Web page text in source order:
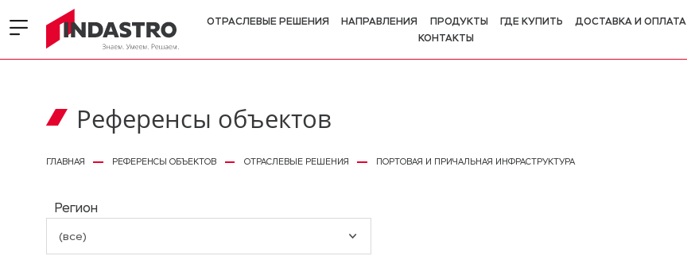
ОТРАСЛЕВЫЕ РЕШЕНИЯ НАПРАВЛЕНИЯ ПРОДУКТЫ ГДЕ КУПИТЬ
ДОСТАВКА И ОПЛАТА
КОНТАКТЫ
Референсы объектов
ГЛАВНАЯ РЕФЕРЕНСЫ ОБЪЕКТОВ ОТРАСЛЕВЫЕ РЕШЕНИЯ ПОРТОВАЯ И ПРИЧАЛЬНАЯ ИНФРАСТРУКТУРА
Регион
(все)